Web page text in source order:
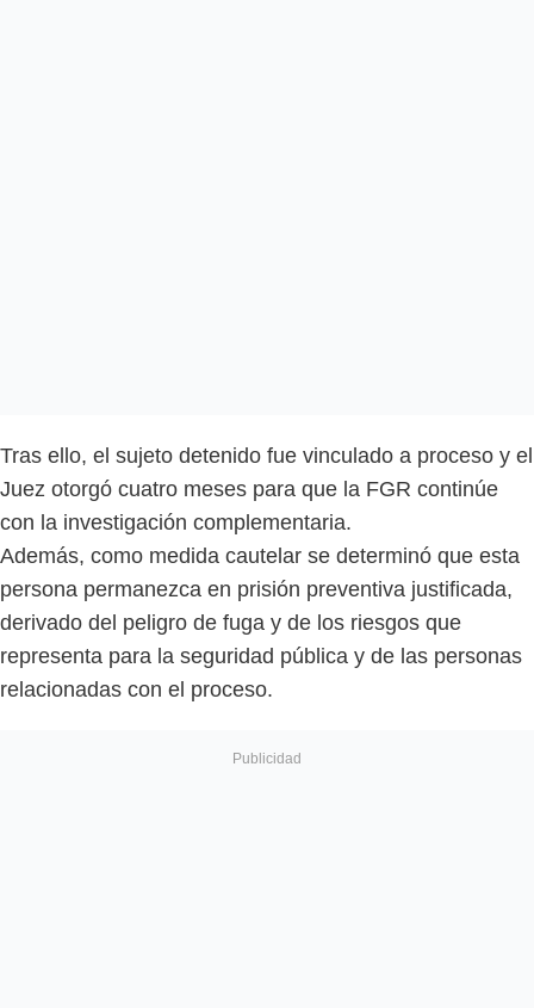
Tras ello, el sujeto detenido fue vinculado a proceso y el
Juez otorgó cuatro meses para que la FGR continúe
con la investigación complementaria.
Además, como medida cautelar se determinó que esta
persona permanezca en prisión preventiva justificada,
derivado del peligro de fuga y de los riesgos que
representa para la seguridad pública y de las personas
relacionadas con el proceso.